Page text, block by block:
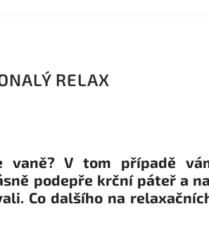
RELAX
vaně? V tom případě
podepře krční páteř a
Co dalšího na